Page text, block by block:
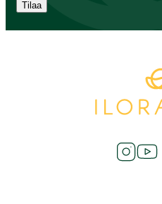
Tilaa